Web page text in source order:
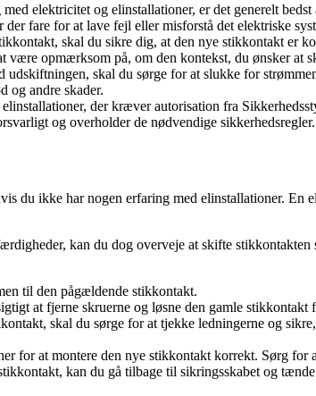
elektricitet og elinstallationer, er det generelt
fare for at lave fejl eller misforstå det elektriske
skal du sikre dig, at den nye stikkontakt er
opmærksom på, om den kontekst, du ønsker at
udskiftningen, skal du sørge for at slukke for
og andre skader.
der kræver autorisation fra
og overholder de nødvendige sikkerhedsregler.
du ikke har nogen erfaring med elinstallationer.
kan du dog overveje at skifte
til den pågældende stikkontakt.
at fjerne skruerne og løsne den gamle stikkontakt
skal du sørge for at tjekke ledningerne og
for at montere den nye stikkontakt korrekt. Sørg for
kan du gå tilbage til sikringsskabet og